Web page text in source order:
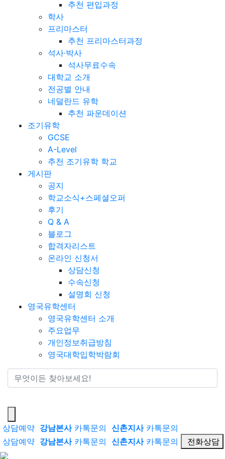
추천 편입과정
학사
프리마스터
추천 프리마스터과정
석사·박사
석사무료수속
대학교 소개
전공별 안내
네덜란드 유학
추천 파운데이션
조기유학
GCSE
A-Level
추천 조기유학 학교
게시판
공지
학교소식+스페셜오퍼
후기
Q & A
블로그
합격자리스트
온라인 신청서
상담신청
수속신청
설명회 신청
영국유학센터
영국유학센터 소개
주요업무
개인정보취급방침
영국대학입학박람회
통합검색
상담예약 강남본사카톡문의 신촌지사카톡문의
상담예약 강남본사카톡문의 신촌지사카톡문의 전화상담